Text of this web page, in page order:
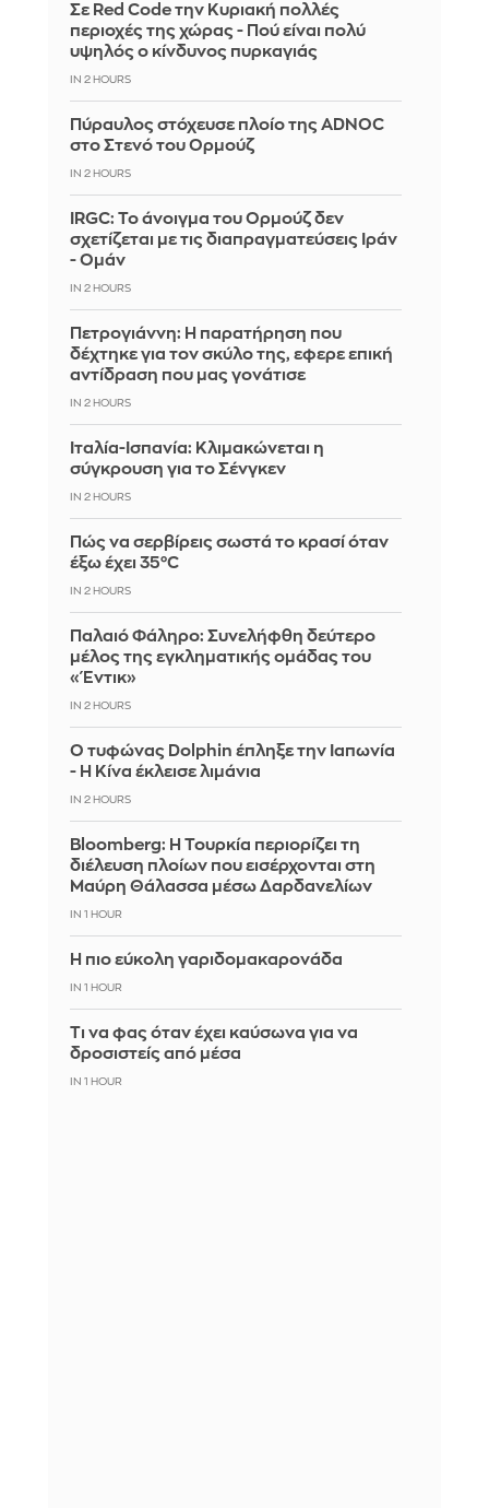
Σε Red Code την Κυριακή πολλές
περιοχές της χώρας - Πού είναι πολύ
υψηλός ο κίνδυνος πυρκαγιάς
IN 2 HOURS
Πύραυλος στόχευσε πλοίο της ADNOC
στο Στενό του Ορμούζ
IN 2 HOURS
IRGC: Το άνοιγμα του Ορμούζ δεν
σχετίζεται με τις διαπραγματεύσεις Ιράν
- Ομάν
IN 2 HOURS
Πετρογιάννη: Η παρατήρηση που
δέχτηκε για τον σκύλο της, εφερε επική
αντίδραση που μας γονάτισε
IN 2 HOURS
Ιταλία-Ισπανία: Κλιμακώνεται η
σύγκρουση για το Σένγκεν
IN 2 HOURS
Πώς να σερβίρεις σωστά το κρασί όταν
έξω έχει 35°C
IN 2 HOURS
Παλαιό Φάληρο: Συνελήφθη δεύτερο
μέλος της εγκληματικής ομάδας του
«Έντικ»
IN 2 HOURS
Ο τυφώνας Dolphin έπληξε την Ιαπωνία
- Η Κίνα έκλεισε λιμάνια
IN 2 HOURS
Bloomberg: Η Τουρκία περιορίζει τη
διέλευση πλοίων που εισέρχονται στη
Μαύρη Θάλασσα μέσω Δαρδανελίων
IN 1 HOUR
Η πιο εύκολη γαριδομακαρονάδα
IN 1 HOUR
Τι να φας όταν έχει καύσωνα για να
δροσιστείς από μέσα
IN 1 HOUR